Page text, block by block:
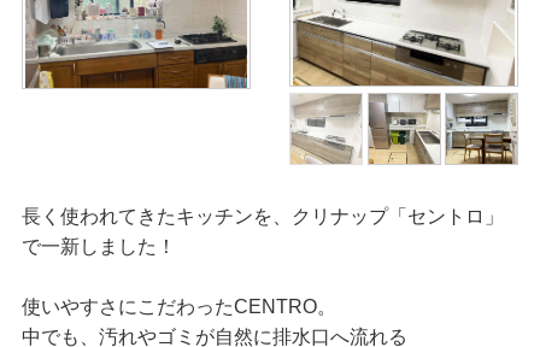
長く使われてきたキッチンを、クリナップ「セントロ」
で一新しました！
使いやすさにこだわったCENTRO。
中でも、汚れやゴミが自然に排水口へ流れる